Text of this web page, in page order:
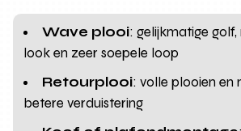
Wave plooi: gelijkmatige
look en zeer soepele loop
Retourplooi: volle plooien en
betere verduistering